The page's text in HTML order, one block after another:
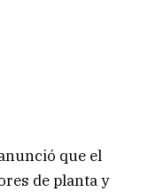
que el
de planta y